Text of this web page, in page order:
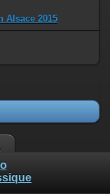
Alsace 2015